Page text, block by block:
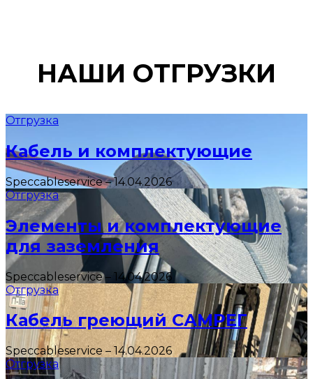
НАШИ ОТГРУЗКИ
Отгрузка
Кабель и комплектующие
Speccableservice–14.04.2026
Отгрузка
Элементы и комплектующие
для заземления
Speccableservice– 14.04.2026
Отгрузка
Кабель греющий САМРЕГ
Speccableservice– 14.04.2026
Отгрузка